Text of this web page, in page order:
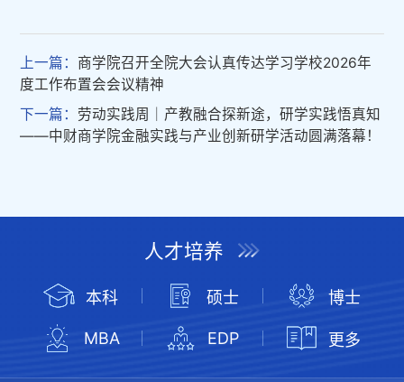
上一篇： 商学院召开全院大会认真传达学习学校2026年
度工作布置会会议精神
下一篇： 劳动实践周｜产教融合探新途，研学实践悟真知
——中财商学院金融实践与产业创新研学活动圆满落幕！
人才培养
本科 硕士 博士
MBA EDP 更多